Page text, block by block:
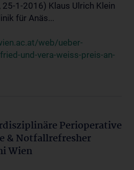
25-1-2016) Klaus Ulrich Klein
für Anäs...
web/ueber-
und-vera-weiss-preis-an-
Perioperative
& Notfallrefresher
Wien